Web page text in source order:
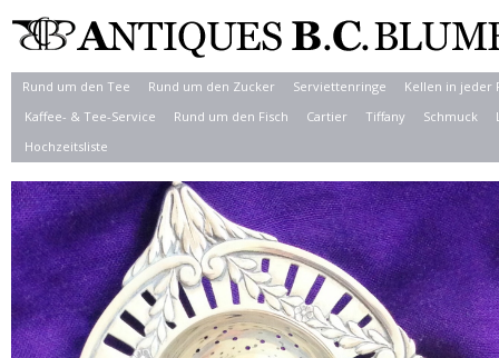
Rund um den Tee Rund um den Zucker Serviettenringe
Kellen in jeder
Kaffee- & Tee-Service
Rund um den Fisch Cartier Tiffany Schmuck
Hochzeitsliste